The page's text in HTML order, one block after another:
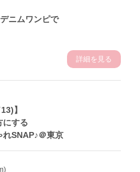
ニムワンピで
詳細を見る
】
にする
れSNAP♪＠東京